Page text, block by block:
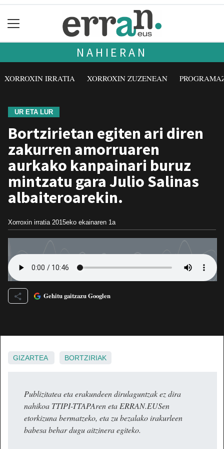
NAHIERAN
XORROXIN IRRATIA XORROXIN ZUZENEAN
UR ETA LUR
Bortzirietan egiten ari diren
zakurren amorruaren
aurkako kanpainari buruz
mintzatu gara Julio Salinas
albaiteroarekin.
Xorroxin irratia 2015eko ekainaren 1a
Gehitu gaitzazu Googlen
GIZARTEA BORTZIRIAK
Publizitatea eta erakundeen dirulaguntzak ez dira
nahikoa TTIPI-TTAPAren eta ERRAN.EUSen
etorkizuna bermatzeko, eta zu bezalako irakurleen
babesa behar dugu aitzinera egiteko.